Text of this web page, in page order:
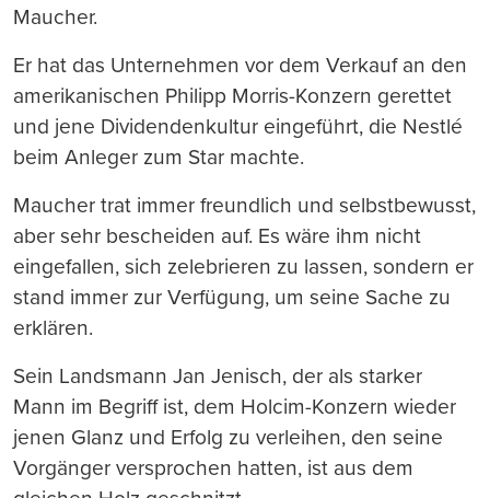
Maucher.
Er hat das Unternehmen vor dem Verkauf an den
amerikanischen Philipp Morris-Konzern gerettet
und jene Dividendenkultur eingeführt, die Nestlé
beim Anleger zum Star machte.
Maucher trat immer freundlich und selbstbewusst,
aber sehr bescheiden auf. Es wäre ihm nicht
eingefallen, sich zelebrieren zu lassen, sondern er
stand immer zur Verfügung, um seine Sache zu
erklären.
Sein Landsmann Jan Jenisch, der als starker
Mann im Begriff ist, dem Holcim-Konzern wieder
jenen Glanz und Erfolg zu verleihen, den seine
Vorgänger versprochen hatten, ist aus dem